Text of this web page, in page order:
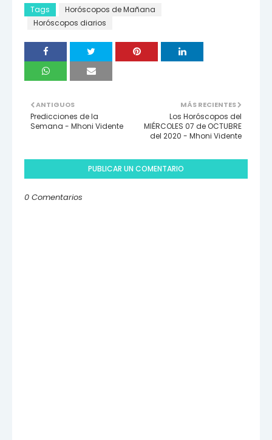
Tags
Horóscopos de Mañana
Horóscopos diarios
MÁS RECIENTES
Los Horóscopos del
MIÉRCOLES 07 de OCTUBRE
del 2020 - Mhoni Vidente
ANTIGUOS
Predicciones de la
Semana - Mhoni Vidente
PUBLICAR UN COMENTARIO
0 Comentarios